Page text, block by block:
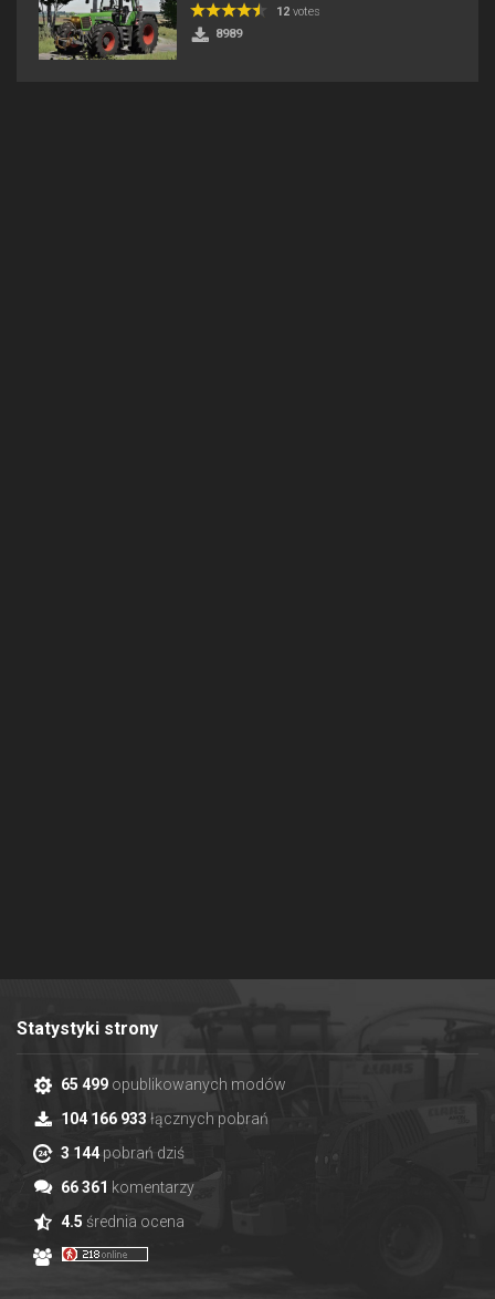
12 votes
8989
Statystyki strony
65 499 opublikowanych modów
104 166 933 łącznych pobrań
3 144pobrań dziś
66 361 komentarzy
4.5 średnia ocena